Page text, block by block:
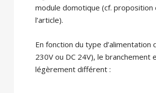
module domotique (cf. proposition
l’article).
En fonction du type d’alimentation
230V ou DC 24V), le branchement
légèrement différent :